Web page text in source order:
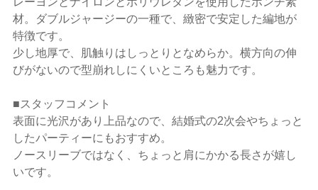
材。ダブルジャージーの一種で、緻密で安定した編地が
特徴です。
少し地厚で、肌触りはしっとりとなめらか。横方向の伸
びがないので型崩れしにくいところも魅力です。
■スタッフコメント
表面に光沢があり上品なので、結婚式の2次会やちょっと
したパーティーにもおすすめ。
ノースリーブではなく、ちょっと肩にかかる長さが嬉し
いです。